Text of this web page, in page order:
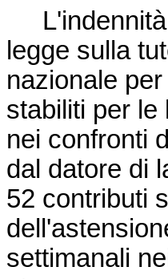
L'indennità
legge sulla
nazionale
stabiliti per le
nei confronti
dal datore di
52 contributi
settimanali